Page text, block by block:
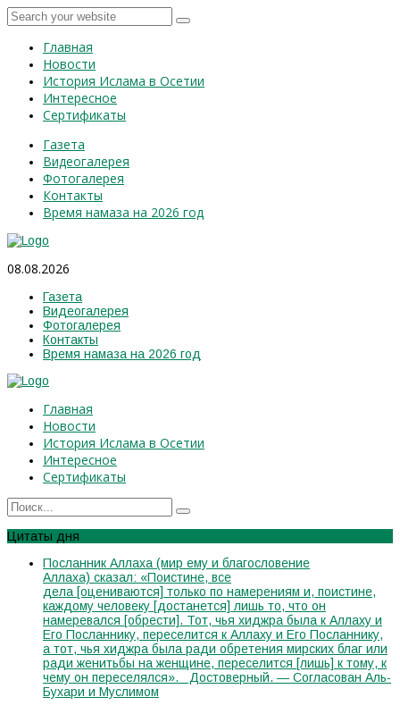
Главная
Новости
История Ислама в Осетии
Интересное
Сертификаты
Газета
Видеогалерея
Фотогалерея
Контакты
Время намаза на 2026 год
08.08.2026
Газета
Видеогалерея
Фотогалерея
Контакты
Время намаза на 2026 год
Главная
Новости
История Ислама в Осетии
Интересное
Сертификаты
Цитаты дня
Посланник Аллаха (мир ему и благословение
Аллаха) сказал: «Поистине, все
дела [оцениваются] только по намерениям и, поистине,
каждому человеку [достанется] лишь то, что он
намеревался [обрести]. Тот, чья хиджра была к Аллаху и
Его Посланнику, переселится к Аллаху и Его Посланнику,
а тот, чья хиджра была ради обретения мирских благ или
ради женитьбы на женщине, переселится [лишь] к тому, к
чему он переселялся». Достоверный. — Согласован Аль-
Бухари и Муслимом